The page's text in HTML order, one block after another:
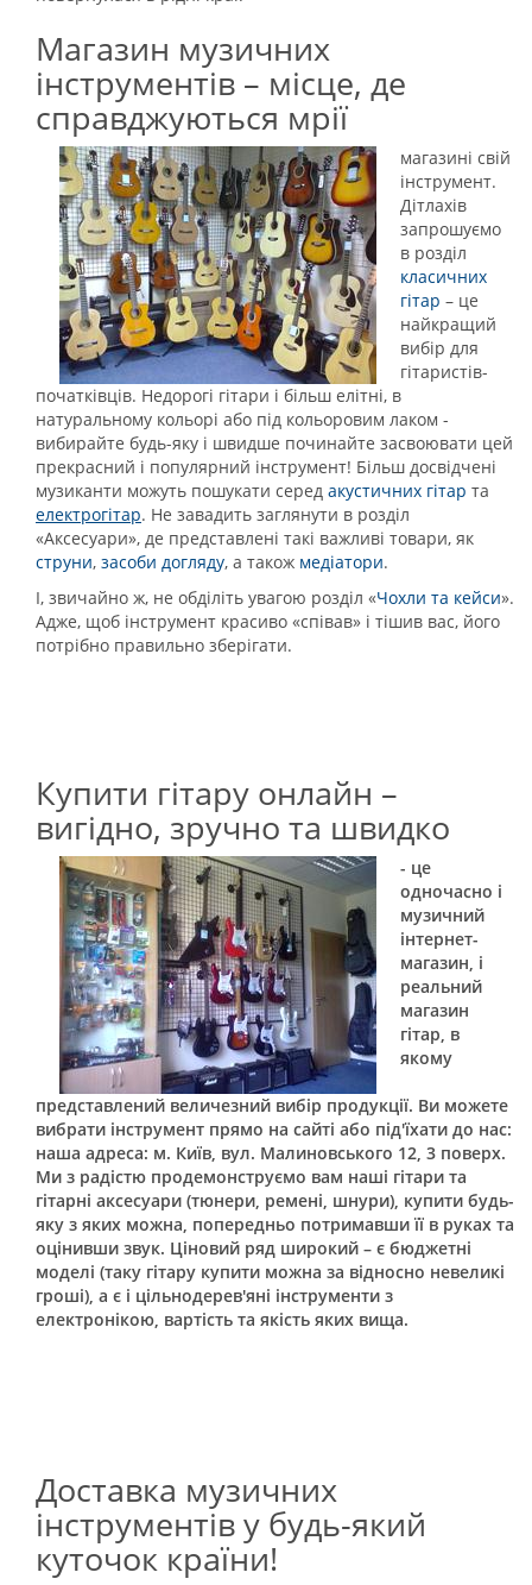
Магазин музичних
інструментів – місце, де
справджуються мрії
магазині свій
інструмент.
Дітлахів
запрошуємо
в розділ
класичних
гітар – це
найкращий
вибір для
гітаристів-
початківців. Недорогі гітари і більш елітні, в
натуральному кольорі або під кольоровим лаком -
вибирайте будь-яку і швидше починайте засвоювати цей
прекрасний і популярний інструмент! Більш досвідчені
музиканти можуть пошукати серед акустичних гітар та
електрогітар. Не завадить заглянути в розділ
«Аксесуари», де представлені такі важливі товари, як
струни, засоби догляду, а також медіатори.
І, звичайно ж, не обділіть увагою розділ «Чохли та кейси».
Адже, щоб інструмент красиво «співав» і тішив вас, його
потрібно правильно зберігати.
Купити гітару онлайн –
вигідно, зручно та швидко
- це
одночасно і
музичний
інтернет-
магазин, і
реальний
магазин
гітар, в
якому
представлений величезний вибір продукції. Ви можете
вибрати інструмент прямо на сайті або під'їхати до нас:
наша адреса: м. Київ, вул. Малиновського 12, 3 поверх.
Ми з радістю продемонструємо вам наші гітари та
гітарні аксесуари (тюнери, ремені, шнури), купити будь-
яку з яких можна, попередньо потримавши її в руках та
оцінивши звук. Ціновий ряд широкий – є бюджетні
моделі (таку гітару купити можна за відносно невеликі
гроші), а є і цільнодерев'яні інструменти з
електронікою, вартість та якість яких вища.
Доставка музичних
інструментів у будь-який
куточок країни!